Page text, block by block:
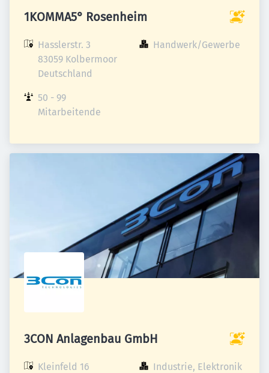
1KOMMA5° Rosenheim
Hasslerstr. 3
83059 Kolbermoor
Deutschland
Handwerk/Gewerbe
50 - 99
Mitarbeitende
3CON Anlagenbau GmbH
Kleinfeld 16
Industrie, Elektronik